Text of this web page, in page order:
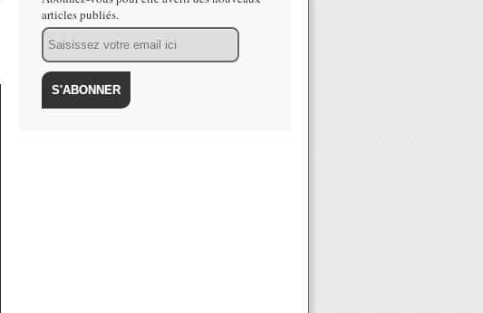
articles publiés.
Email